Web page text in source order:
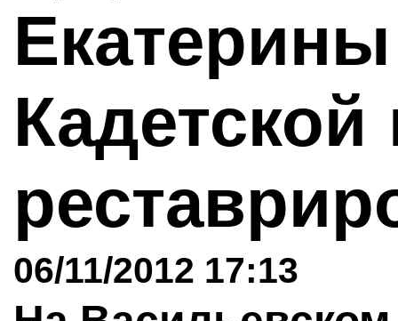
06/11/2012 17:13